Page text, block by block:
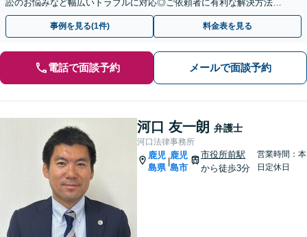
訟のお悩みなど幅広いトラブルに対応◎ご依頼者に有利な解決方法を
ご提案します！【キッズスペース有り】【駐車場有り】
事例を見る(1件) 料金表を見る
電話で面談予約 メールで面談予約
河口 友一朗 弁護士
河口法律事務所
鹿児
島県
|
鹿児
島市
市役所前駅
から徒歩3分
営業時間：本
日定休日